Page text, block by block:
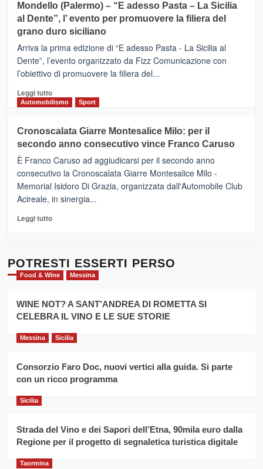
e
messaggi
di
CASTIGLIONE
DI
SICILIA
(Ct)
–
Il
Borgo
Gusto,
il
tra
sapori
vicoli
medievali
Mondello (Palermo) – “E adesso Pasta – La Sicilia
al Dente”, l’ evento per promuovere la filiera del
grano duro siciliano
Arriva la prima edizione di “E adesso Pasta - La Sicilia al
Dente”, l’evento organizzato da Fizz Comunicazione con
l’obiettivo di promuovere la filiera del...
Leggi tuttoLeggi
di
Mondello
(Palermo)
–
“E
adesso
Pasta
–
Sicilia
l’
evento
per
la
filiera
grano
Automobilismo Sport
Cronoscalata Giarre Montesalice Milo: per il
secondo anno consecutivo vince Franco Caruso
È Franco Caruso ad aggiudicarsi per il secondo anno
consecutivo la Cronoscalata Giarre Montesalice Milo -
Memorial Isidoro Di Grazia, organizzata dall'Automobile Club
Acireale, in sinergia...
Leggi tuttoLeggi
Cronoscalata
Giarre
Montesalice
per
il
anno
Franco
Caruso
POTRESTI ESSERTI PERSO
Food & Wine Messina
WINE NOT? A SANT’ANDREA DI ROMETTA SI
CELEBRA IL VINO E LE SUE STORIE
Messina Sicilia
Consorzio Faro Doc, nuovi vertici alla guida. Si parte
con un ricco programma
Sicilia
Strada del Vino e dei Sapori dell’Etna, 90mila euro dalla
Regione per il progetto di segnaletica turistica digitale
Taormina